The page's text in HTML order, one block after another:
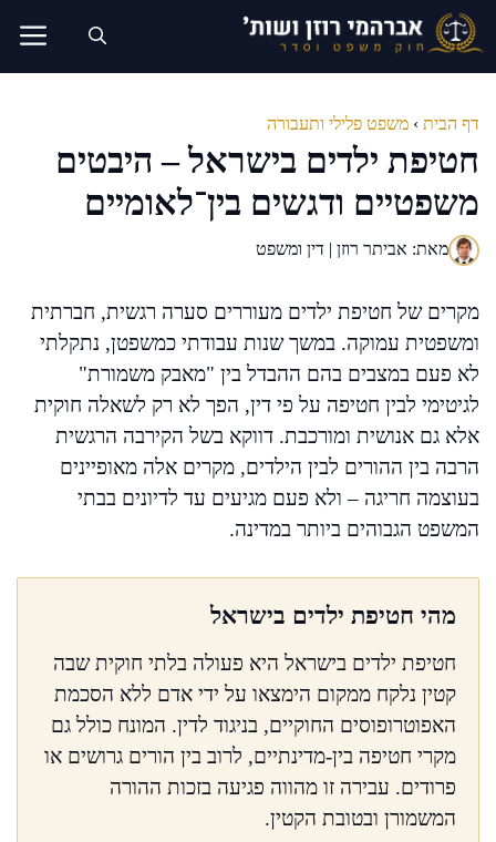
לדלג
לתוכן
דף הבית › משפט פלילי ותעבורה
חטיפת ילדים בישראל – היבטים
משפטיים ודגשים בין־לאומיים
מאת: אביתר רוזן | דין ומשפט
מקרים של חטיפת ילדים מעוררים סערה רגשית, חברתית
ומשפטית עמוקה. במשך שנות עבודתי כמשפטן, נתקלתי
לא פעם במצבים בהם ההבדל בין "מאבק משמורת"
לגיטימי לבין חטיפה על פי דין, הפך לא רק לשאלה חוקית
אלא גם אנושית ומורכבת. דווקא בשל הקירבה הרגשית
הרבה בין ההורים לבין הילדים, מקרים אלה מאופיינים
בעוצמה חריגה – ולא פעם מגיעים עד לדיונים בבתי
המשפט הגבוהים ביותר במדינה.
מהי חטיפת ילדים בישראל
חטיפת ילדים בישראל היא פעולה בלתי חוקית שבה
קטין נלקח ממקום הימצאו על ידי אדם ללא הסכמת
האפוטרופוסים החוקיים, בניגוד לדין. המונח כולל גם
מקרי חטיפה בין-מדינתיים, לרוב בין הורים גרושים או
פרודים. עבירה זו מהווה פגיעה בזכות ההורה
המשמורן ובטובת הקטין.